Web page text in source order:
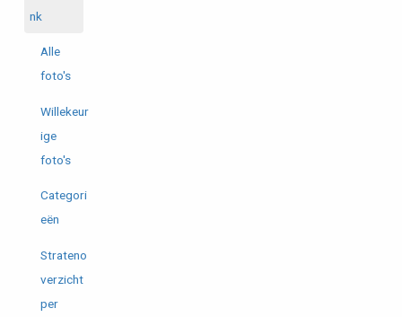
nk
Alle
foto's
Willekeur
ige
foto's
Categori
eën
Strateno
verzicht
per